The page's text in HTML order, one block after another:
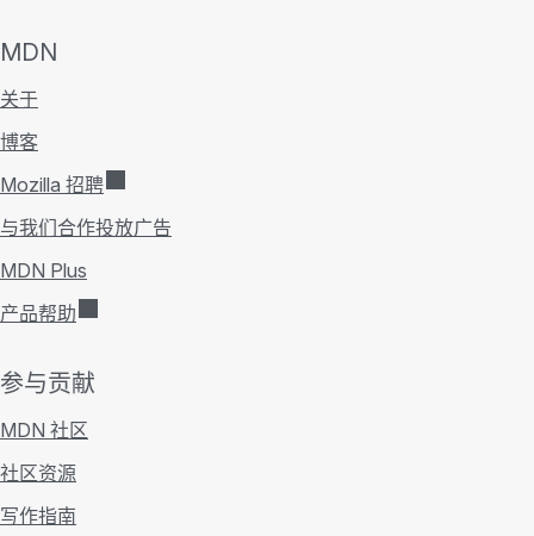
MDN
关于
博客
Mozilla 招聘
与我们合作投放广告
MDN Plus
产品帮助
参与贡献
MDN 社区
社区资源
写作指南